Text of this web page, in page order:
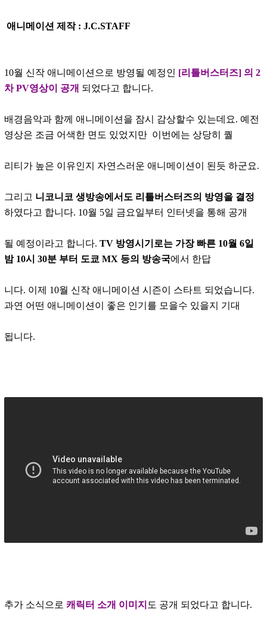
애니메이션 제작 : J.C.STAFF
10월 신작 애니메이션으로 방영될 예정인 [리틀버스터즈] 의 2
차 PV영상이 공개 되었다고 합니다.
배경음악과 함께 애니메이션을 잠시 감상할수 있는데요. 예전
영상은 조금 어색한 면도 있었지만 이번에는 상당히 퀄
리티가 높은 이유인지 자연스러운 애니메이션이 된듯 하군요.
그리고 니코니코 생방송에서도 리틀버스터즈의 방영을 결정
하였다고 합니다. 10월 5일 금요일부터 인터넷을 통해 공개
될 예정이라고 합니다. TV 방영시기로는 가장 빠른 10월 6일
밤 10시 30분 부터 도쿄 MX 등의 방송국에서 한답
니다. 이제 10월 신작 애니메이션 시즌이 스타트 되었습니다.
과연 어떤 애니메이션이 좋은 인기를 모을수 있을지 기대
됩니다.
추가 소식으로 캐릭터 소개 이미지 도 공개 되었다고 합니다.